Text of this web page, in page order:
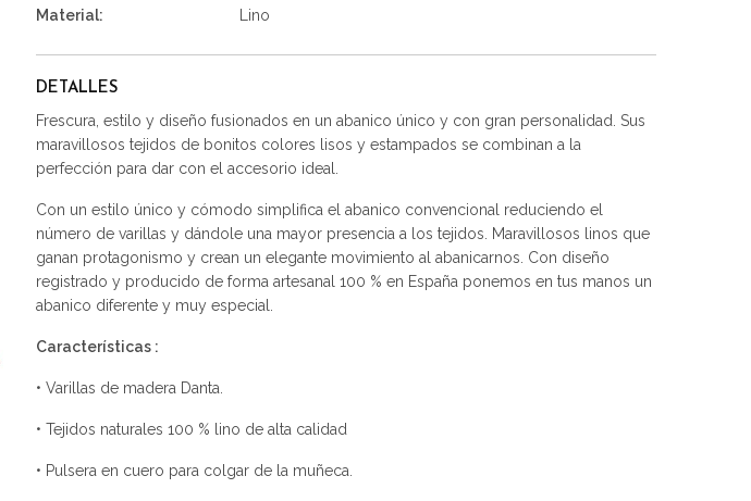
Material:
Lino
DETALLES
Frescura, estilo y diseño fusionados en un abanico único y con gran personalidad. Sus
maravillosos tejidos de bonitos colores lisos y estampados se combinan a la
perfección para dar con el accesorio ideal.
Con un estilo único y cómodo simplifica el abanico convencional reduciendo el
número de varillas y dándole una mayor presencia a los tejidos. Maravillosos linos que
ganan protagonismo y crean un elegante movimiento al abanicarnos. Con diseño
registrado y producido de forma artesanal 100 % en España ponemos en tus manos un
abanico diferente y muy especial.
Características :
• Varillas de madera Danta.
• Tejidos naturales 100 % lino de alta calidad
• Pulsera en cuero para colgar de la muñeca.